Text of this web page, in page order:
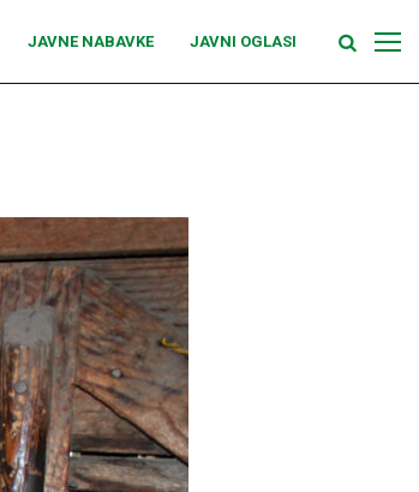
JAVNE NABAVKE JAVNI OGLASI